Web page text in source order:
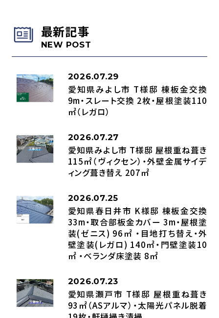
最新記事
NEW POST
2026.07.29
愛知県みよし市 T様邸 棟板金交換
9m・スレート交換 2枚・屋根塗装110
㎡（レガロ）
2026.07.27
愛知県みよし市 T様邸 屋根重ね葺き
115㎡（ヴィクセン）・外壁金属サイデ
ィング葺き替え 207㎡
2026.07.25
愛知県春日井市 K様邸 棟板金交換
33m・取合部板金カバー 3m・屋根塗
装(ゼニス) 96㎡ ・目地打ち替え・外
壁塗装(レガロ) 140㎡・門壁塗装10
㎡ ・ベランダ床塗装 8㎡
2026.07.23
愛知県瀬戸市 T様邸 屋根重ね葺き
93㎡（ASアルマ）・太陽光パネル脱着